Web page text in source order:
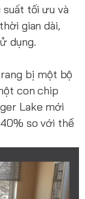
tối ưu và
gian dài,
dụng.
bị một bộ
con chip
Lake mới
so với thế